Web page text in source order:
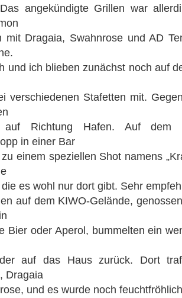
angekündigte Grillen war
mit Dragaia, Swahnrose und AD
und ich blieben zunächst noch auf
verschiedenen Stafetten mit.
auf Richtung Hafen. Auf
in einer Bar
einem speziellen Shot namens
es wohl nur dort gibt. Sehr
auf dem KIWO-Gelände,
Bier oder Aperol, bummelten ein
auf das Haus zurück. Dort
Dragaia
und es wurde noch